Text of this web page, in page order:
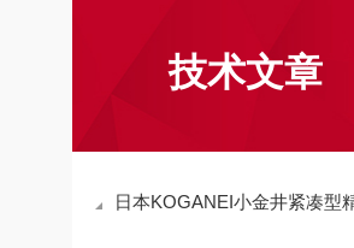
技术文章
日本KOGANEI小金井紧凑型精密调压阀 PR100-GD20适